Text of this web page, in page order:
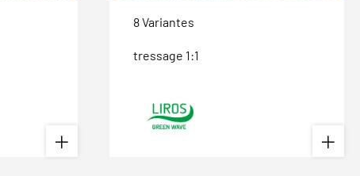
8 Variantes
tressage 1:1